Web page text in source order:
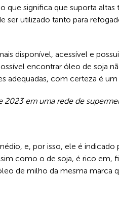
que significa que suporta
ser utilizado tanto para
disponível, acessível e
encontrar óleo de soja
adequadas, com certeza é
2023 em uma rede de
e, por isso, ele é indicado
como o de soja, é rico em,
de milho da mesma marca